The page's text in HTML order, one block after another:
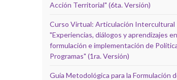
Acción Territorial" (6ta. Versión)
Curso Virtual: Articulación Intercultural
"Experiencias, diálogos y aprendizajes
formulación e implementación de
Programas" (1ra. Versión)
Guía Metodológica para la Formulación